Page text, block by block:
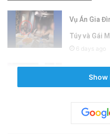
Vụ Án Gia
Túy và Gái
6 days ago
súng tại
1 week ago
Show